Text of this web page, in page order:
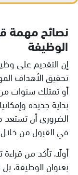
نصائح مهمة
الوظيفة
إن التقديم على
تحقيق الأهداف
أو تمتلك سنوات
بداية جديدة
الضروري أن تستعد
في القبول من
أولًا، تأكد من
بعنوان الوظيفة،